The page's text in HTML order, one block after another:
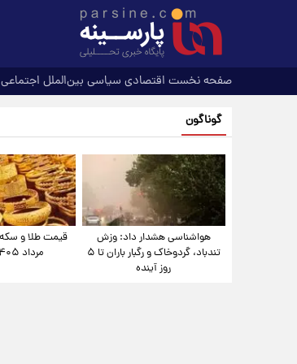
صفحه نخست اقتصادی سیاسی بین‌الملل اجتماعی
گوناگون
هواشناسی هشدار داد: وزش
تندباد، گردوخاک و رگبار باران تا ۵
روز آینده
مرداد ۱۴۰۵ +جدول